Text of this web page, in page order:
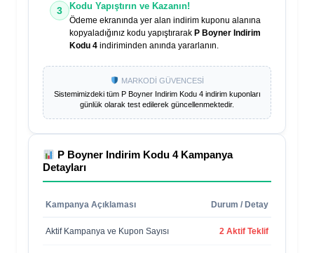
3 Kodu Yapıştırın ve Kazanın!
Ödeme ekranında yer alan indirim kuponu alanına
kopyaladığınız kodu yapıştırarak P Boyner Indirim
Kodu 4 indiriminden anında yararlanın.
MARKODİ GÜVENCESİ
Sistemimizdeki tüm P Boyner Indirim Kodu 4indirim kuponları
günlük olarak test edilerek güncellenmektedir.
P Boyner Indirim Kodu 4Kampanya
Detayları
Kampanya Açıklaması Durum / Detay
Aktif Kampanya ve Kupon Sayısı 2 Aktif Teklif